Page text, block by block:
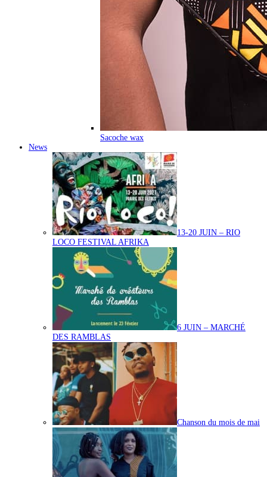
Sacoche wax
News
13-20 JUIN – RIO
LOCO FESTIVAL AFRIKA
6 JUIN – MARCHÉ
DES RAMBLAS
Chanson du mois de mai